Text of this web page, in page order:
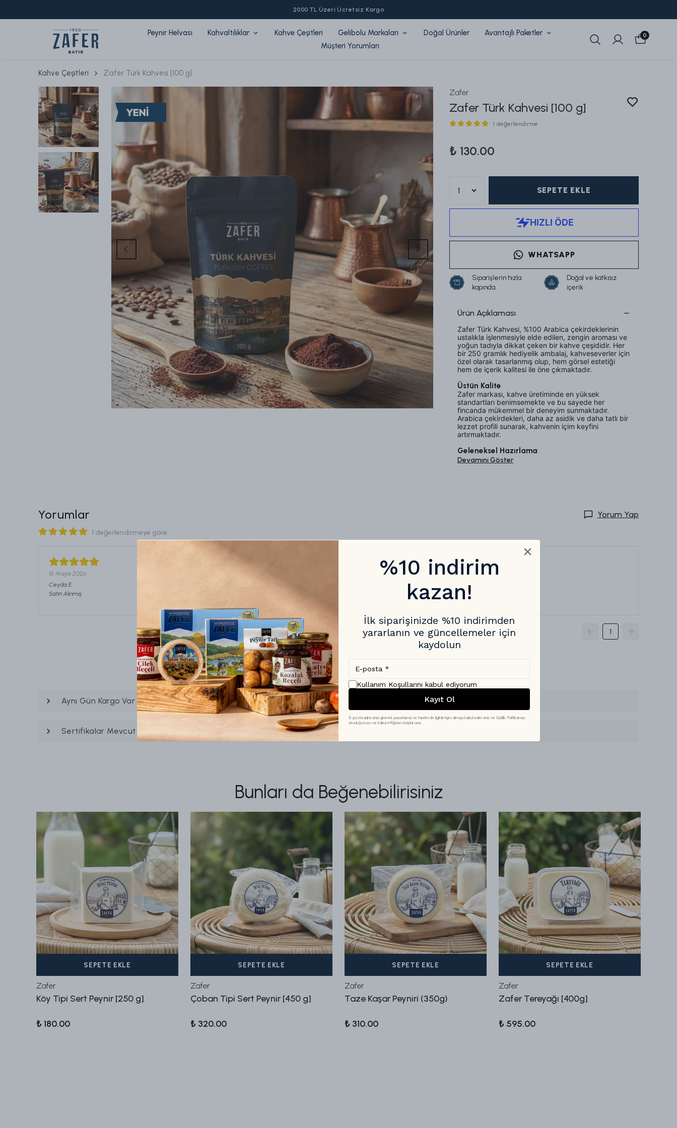
Zaferler10 ile sepette %10 indirim!
Peynir Helvası Kahvaltılıklar Kahve Çeşitleri Gelibolu Markaları Doğal Ürünler
Avantajlı Paketler
Müşteri Yorumları
0
Kahve Çeşitleri Zafer Türk Kahvesi [100 g]
Zafer
Zafer Türk Kahvesi [100 g]
1 değerlendirme
₺ 130.00
SEPETE EKLE
WHATSAPP
Siparişlerin hızla
kapında
Doğal ve katkısız
içerik
Ürün Açıklaması
Zafer Türk Kahvesi, %100 Arabica çekirdeklerinin
ustalıkla işlenmesiyle elde edilen, zengin aroması ve
yoğun tadıyla dikkat çeken bir kahve çeşididir. Her
bir 250 gramlık hediyelik ambalaj, kahveseverler için
özel olarak tasarlanmış olup, hem görsel estetiği
hem de içerik kalitesi ile öne çıkmaktadır.
Üstün Kalite
Zafer markası, kahve üretiminde en yüksek
standartları benimsemekte ve bu sayede her
fincanda mükemmel bir deneyim sunmaktadır.
Arabica çekirdekleri, daha az asidik ve daha tatlı bir
lezzet profili sunarak, kahvenin içim keyfini
artırmaktadır.
Geleneksel Hazırlama
Devamını Göster
Yorumlar Yorum Yap
1 değerlendirmeye göre
15 Mayıs 2026
Ceyda E.
Satın Alınmış
1
Sıkça Sorulan Sorular
Aynı Gün Kargo Var mı ? Ürünü Geri Nasıl İade Edebilirim?
Sertifikalar Mevcut mu?
Bunları da Beğenebilirisiniz
SEPETE EKLE
Zafer
Köy Tipi Sert Peynir [250 g]
₺ 180.00
SEPETE EKLE
Zafer
Çoban Tipi Sert Peynir [450 g]
₺ 320.00
SEPETE EKLE
Zafer
Taze Kaşar Peyniri (350g)
₺ 310.00
SEPETE EKLE
Zafer
Zafer Tereyağı [400g]
₺ 595.00
%10 indirim
kazan!
İlk siparişinizde %10 indirimden
yararlanın ve güncellemeler için
kaydolun
Kullanım Koşullarını kabul ediyorum
Kayıt Ol
E-posta adresinizi girerek pazarlama ve tanıtım ile ilgili iletişim almayı kabul edersiniz ve Gizlilik Politikamızı
okuduğunuzu ve kabul ettiğinizi onaylarsınız.